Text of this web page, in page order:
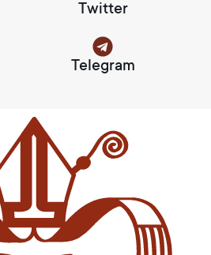
Twitter
Telegram